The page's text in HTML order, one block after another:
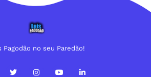
Pagodão no seu Paredão!